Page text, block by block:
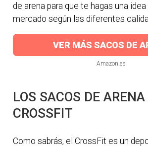
de arena para que te hagas una
mercado según las diferentes
VER MÁS SACOS DE
Amazon.es
LOS SACOS DE
CROSSFIT
Como sabrás, el CrossFit es un